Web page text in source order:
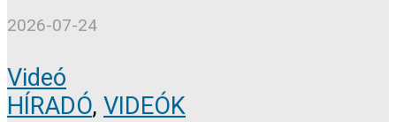
2026-07-24
Videó
HÍRADÓ, VIDEÓK